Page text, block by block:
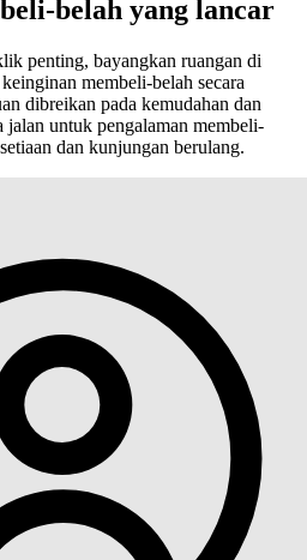
belah yang lancar
penting, bayangkan ruangan di
membeli-belah secara
dibreikan pada kemudahan dan
untuk pengalaman membeli-
dan kunjungan berulang.